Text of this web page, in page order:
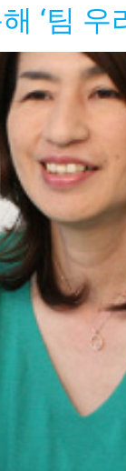
‘팀 우